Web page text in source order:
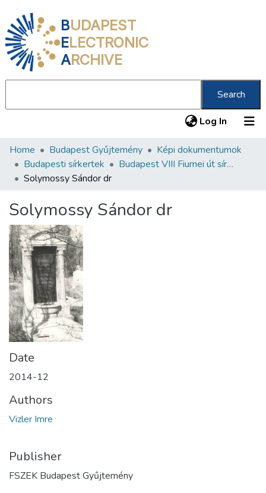
BUDAPEST
ELECTRONIC
ARCHIVE
Search
Log In (current)
Communities & Collections
All of DSpace
About us
Home Budapest Gyűjtemény
Képi dokumentumok
Budapesti sírkertek
Budapest VIII Fiumei út sírkert 1. rész
Solymossy Sándor dr
Solymossy Sándor dr
Date
2014-12
Authors
Vizler Imre
Publisher
FSZEK Budapest Gyűjtemény